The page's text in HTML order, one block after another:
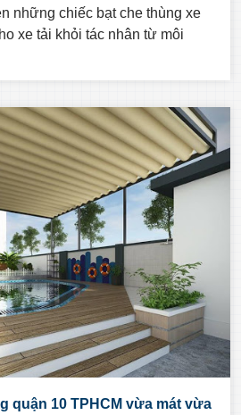
những chiếc bạt che thùng xe
xe tải khỏi tác nhân từ môi
quận 10 TPHCM vừa mát vừa